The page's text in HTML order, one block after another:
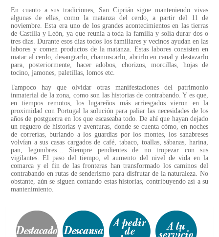
En cuanto a sus tradiciones, San Ciprián sigue manteniendo vivas
algunas de ellas, como la matanza del cerdo, a partir del 11 de
noviembre. Esta era uno de los grandes acontecimientos en las tierras
de Castilla y León, ya que reunía a toda la familia y solía durar dos o
tres días. Durante esos días todos los familiares y vecinos ayudan en las
labores y comen productos de la matanza. Estas labores consisten en
matar al cerdo, desangrarlo, chamuscarlo, abrirlo en canal y destazarlo
para, posteriormente, hacer adobos, chorizos, morcillas, hojas de
tocino, jamones, paletillas, lomos etc.
Tampoco hay que olvidar otras manifestaciones del patrimonio
inmaterial de la zona, como son las historias de contrabando. Y es que,
en tiempos remotos, los lugareños más arriesgados vieron en la
proximidad con Portugal la solución para paliar las necesidades de los
años de postguerra en los que escaseaba todo. De ahí que hayan dejado
un reguero de historias y aventuras, donde se cuenta cómo, en noches
de correrías, burlando a los guardias por los montes, los sanabreses
volvían a sus casas cargados de café, tabaco, toallas, sábanas, harina,
pan, legumbres… Siempre pendientes de no tropezar con sus
vigilantes. El paso del tiempo, el aumento del nivel de vida en la
comarca y el fin de las fronteras han transformado los caminos del
contrabando en rutas de senderismo para disfrutar de la naturaleza. No
obstante, aún se siguen contando estas historias, contribuyendo así a su
mantenimiento.